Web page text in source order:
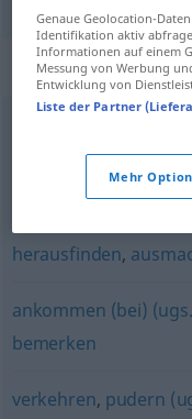
einsehen,annehmen,
herausfinden,
ankommen (bei)
bemerken
verkehren, pudern
Genaue Geolocation-
Identifikation aktiv
Informationen auf einem
Messung von Werbung
Entwicklung von
Liste der Partner
Mehr